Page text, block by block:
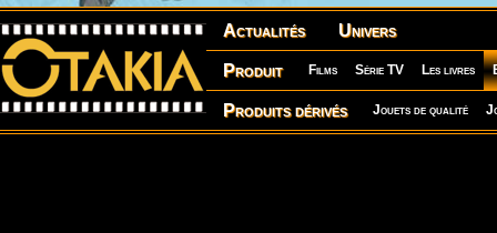
Actualités Univers
Produit Films Série TV Les livres
Produits dérivés Jouets de qualité